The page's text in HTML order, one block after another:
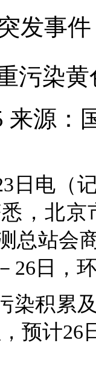
发事件
污染黄
来源：
日电（
，北
总站会
26日，
染积累
预计